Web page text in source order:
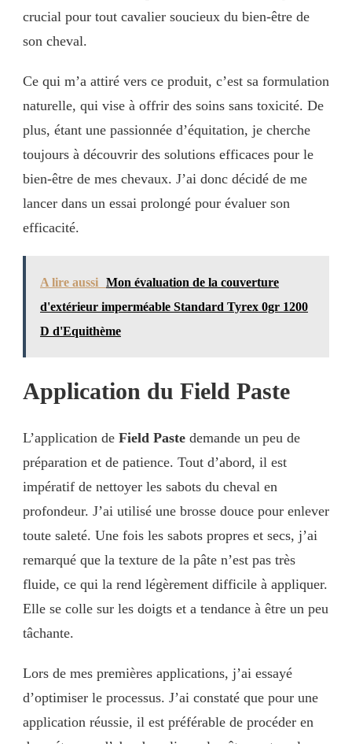
crucial pour tout cavalier soucieux du bien-être de
son cheval.
Ce qui m’a attiré vers ce produit, c’est sa formulation
naturelle, qui vise à offrir des soins sans toxicité. De
plus, étant une passionnée d’équitation, je cherche
toujours à découvrir des solutions efficaces pour le
bien-être de mes chevaux. J’ai donc décidé de me
lancer dans un essai prolongé pour évaluer son
efficacité.
A lire aussi Mon évaluation de la couverture
d'extérieur imperméable Standard Tyrex 0gr 1200
D d'Equithème
Application du Field Paste
L’application de Field Paste demande un peu de
préparation et de patience. Tout d’abord, il est
impératif de nettoyer les sabots du cheval en
profondeur. J’ai utilisé une brosse douce pour enlever
toute saleté. Une fois les sabots propres et secs, j’ai
remarqué que la texture de la pâte n’est pas très
fluide, ce qui la rend légèrement difficile à appliquer.
Elle se colle sur les doigts et a tendance à être un peu
tâchante.
Lors de mes premières applications, j’ai essayé
d’optimiser le processus. J’ai constaté que pour une
application réussie, il est préférable de procéder en